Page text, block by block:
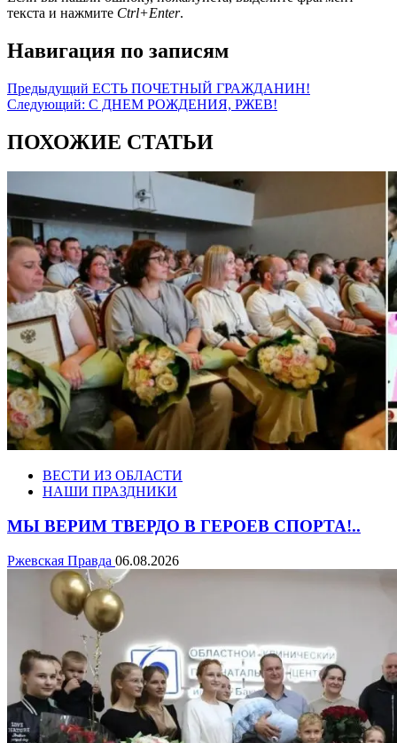
текста и нажмите Ctrl+Enter.
Навигация по записям
Предыдущий ЕСТЬ ПОЧЕТНЫЙ ГРАЖДАНИН!
Следующий: С ДНЕМ РОЖДЕНИЯ, РЖЕВ!
ПОХОЖИЕ СТАТЬИ
ВЕСТИ ИЗ ОБЛАСТИ
НАШИ ПРАЗДНИКИ
МЫ ВЕРИМ ТВЕРДО В ГЕРОЕВ СПОРТА!..
Ржевская Правда 06.08.2026